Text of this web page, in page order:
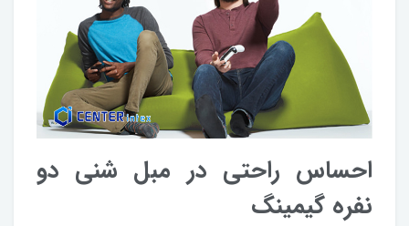
احساس راحتی در مبل شنی دو
نفره گیمینگ